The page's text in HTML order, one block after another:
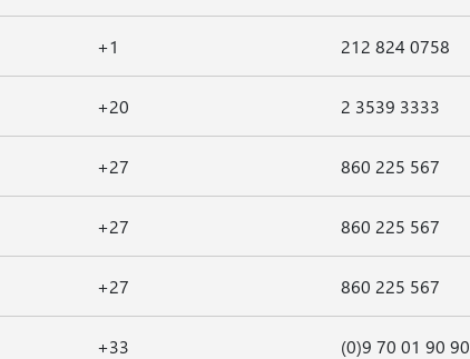
+1 212 824 0758
+20 2 3539 3333
+27 860 225 567
+27 860 225 567
+27 860 225 567
+33 (0)9 70 01 90 90